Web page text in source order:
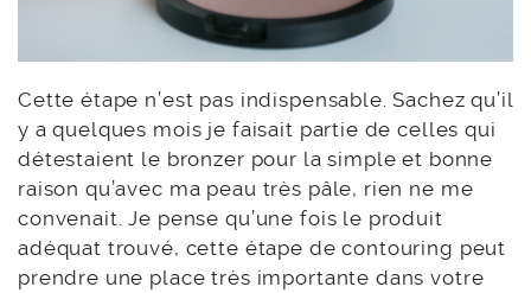
Cette étape n’est pas indispensable. Sachez qu’il
y a quelques mois je faisait partie de celles qui
détestaient le bronzer pour la simple et bonne
raison qu’avec ma peau très pâle, rien ne me
convenait. Je pense qu’une fois le produit
adéquat trouvé, cette étape de contouring peut
prendre une place très importante dans votre